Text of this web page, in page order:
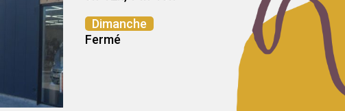
Dimanche
Fermé